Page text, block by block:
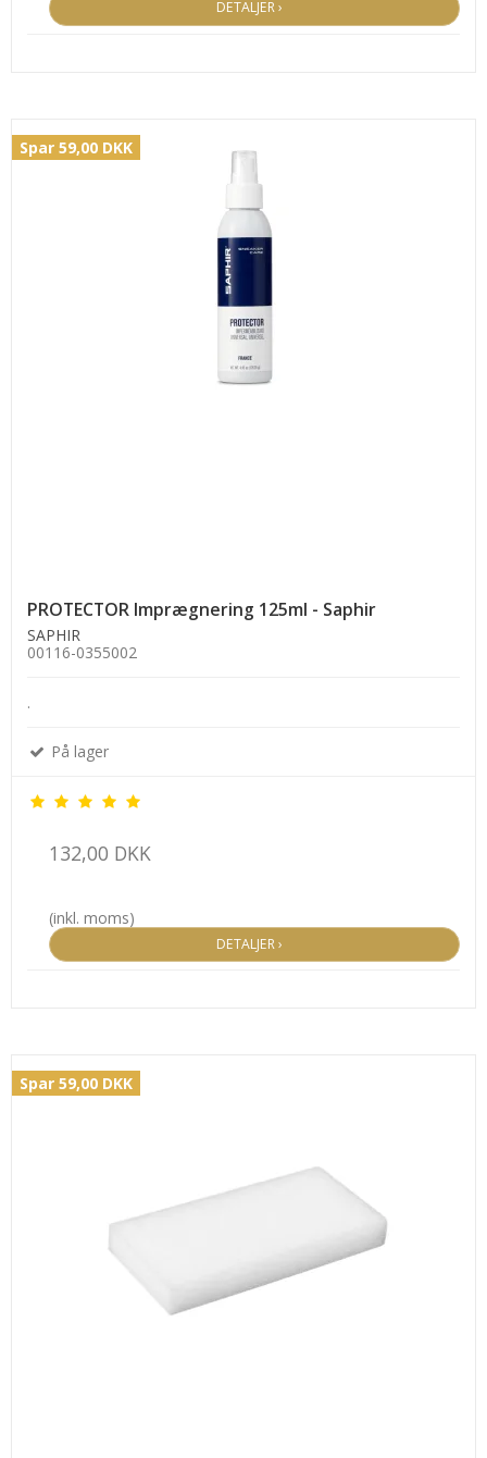
DETALJER ›
Spar 59,00 DKK
PROTECTOR Imprægnering 125ml - Saphir
SAPHIR
00116-0355002
.
På lager
132,00 DKK
(inkl. moms)
DETALJER ›
Spar 59,00 DKK